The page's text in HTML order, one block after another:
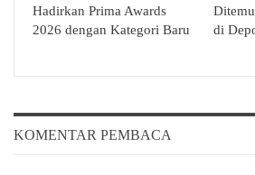
Hadirkan Prima Awards
2026 dengan Kategori Baru
di
KOMENTAR PEMBACA